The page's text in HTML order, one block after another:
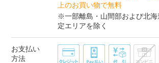
上のお買い物で無料
※一部離島・山間部および北
定エリアを除く
お支払い
方法